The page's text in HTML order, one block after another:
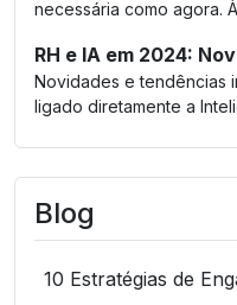
necessária como agora.
RH e IA em 2024:
Novidades e tendências
ligado diretamente a
Blog
10 Estratégias de